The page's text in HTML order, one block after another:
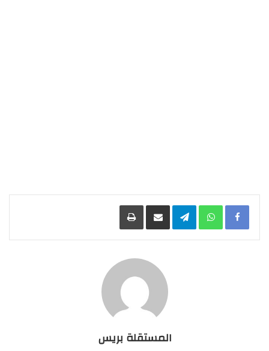
Facebook
WhatsApp
Telegramمشاركة عبر البريد طباعة
المستقلة بريس